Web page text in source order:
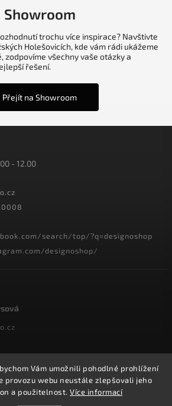
Vám umožnili pohodlné prohlížení
provozu webu neustále zlepšovali jeho
a použitelnost. Více informací
Showroom
trochu více inspirace? Navštivte
Holešovicích, kde vám rádi ukážeme
zodpovíme všechny vaše otázky a
řešení.
Přejít na Showroom
- 12.00
search/top/?q=designoshop
designoshop/